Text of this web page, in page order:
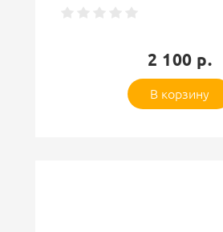
2 100 р.
В корзину